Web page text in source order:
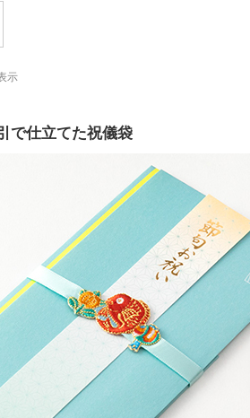
示
で仕立てた祝儀袋